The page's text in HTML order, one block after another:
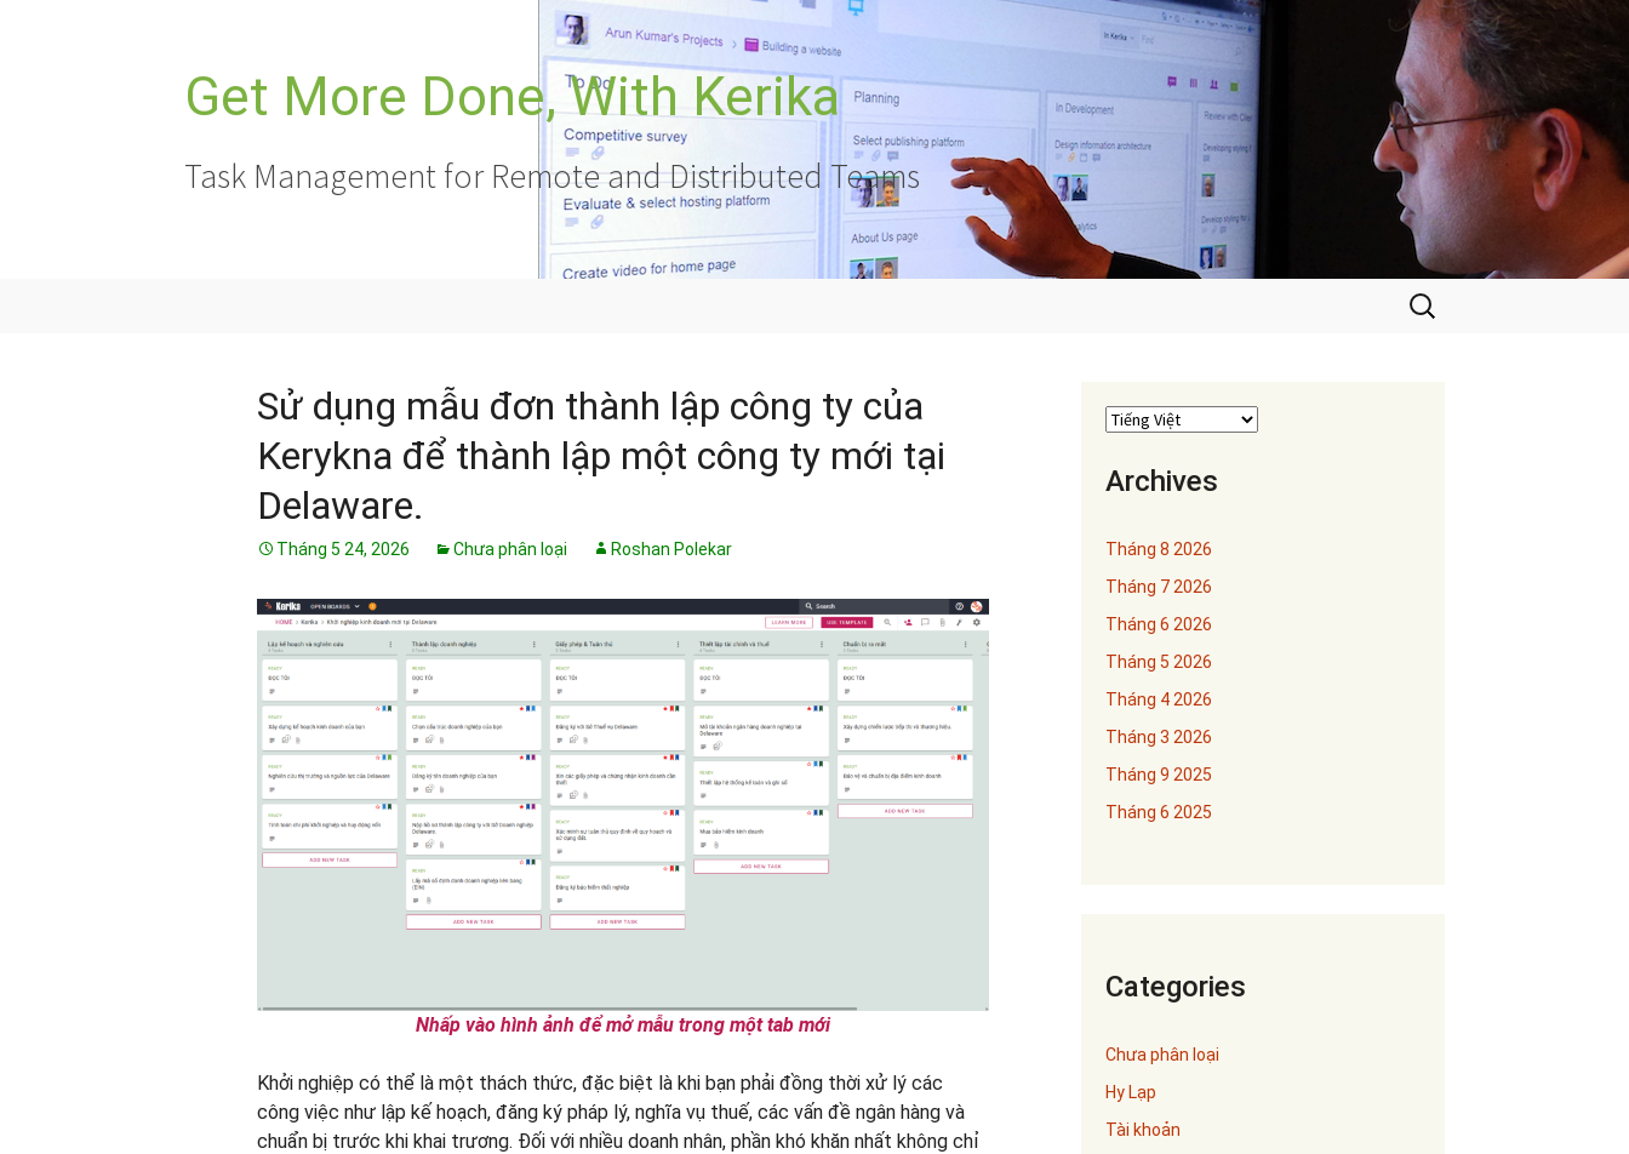
Get More Done, With Kerika
Task Management for Remote and Distributed Teams
Tìm
kiếm
Sử dụng mẫu đơn thành lập công ty của
Kerykna để thành lập một công ty mới tại
Delaware.
Tháng 5 24, 2026 Chưa phân loại Roshan Polekar
Nhấp vào hình ảnh để mở mẫu trong một tab mới
Khởi nghiệp có thể là một thách thức, đặc biệt là khi bạn phải đồng thời xử lý các
công việc như lập kế hoạch, đăng ký pháp lý, nghĩa vụ thuế, các vấn đề ngân hàng và
chuẩn bị trước khi khai trương. Đối với nhiều doanh nhân, phần khó khăn nhất không chỉ
Archives
Tháng 8 2026
Tháng 7 2026
Tháng 6 2026
Tháng 5 2026
Tháng 4 2026
Tháng 3 2026
Tháng 9 2025
Tháng 6 2025
Categories
Chưa phân loại
Hy Lạp
Tài khoản